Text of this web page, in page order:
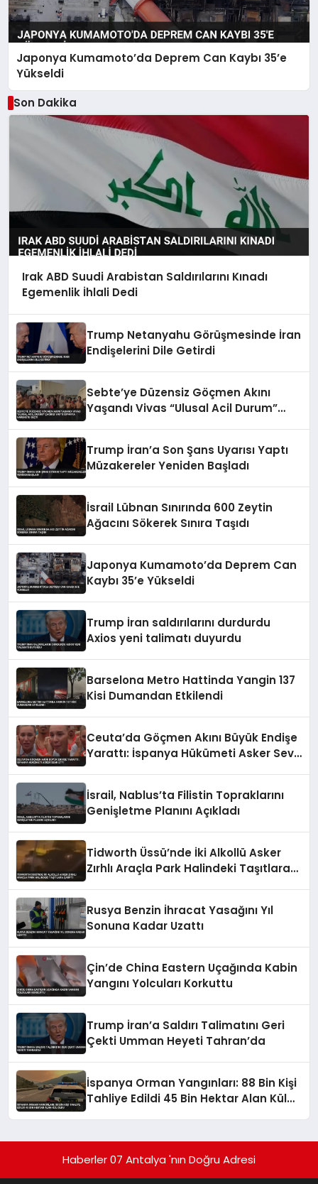
Japonya Kumamoto’da Deprem Can Kaybı 35’e
Yükseldi
Son Dakika
Irak ABD Suudi Arabistan Saldırılarını Kınadı
Egemenlik İhlali Dedi
Trump Netanyahu Görüşmesinde İran
Endişelerini Dile Getirdi
Sebte’ye Düzensiz Göçmen Akını
Yaşandı Vivas “Ulusal Acil Durum”
Trump İran’a Son Şans Uyarısı Yaptı
Müzakereler Yeniden Başladı
İsrail Lübnan Sınırında 600 Zeytin
Ağacını Sökerek Sınıra Taşıdı
Japonya Kumamoto’da Deprem Can
Kaybı 35’e Yükseldi
Trump İran saldırılarını durdurdu
Axios yeni talimatı duyurdu
Barselona Metro Hattinda Yangin 137
Kisi Dumandan Etkilendi
Ceuta’da Göçmen Akını Büyük Endişe
Yarattı: İspanya Hükümeti Asker Sevk
İsrail, Nablus’ta Filistin Topraklarını
Genişletme Planını Açıkladı
Tidworth Üssü’nde İki Alkollü Asker
Zırhlı Araçla Park Halindeki Taşıtlara
Rusya Benzin İhracat Yasağını Yıl
Sonuna Kadar Uzattı
Çin’de China Eastern Uçağında Kabin
Yangını Yolcuları Korkuttu
Trump İran’a Saldırı Talimatını Geri
Çekti Umman Heyeti Tahran’da
İspanya Orman Yangınları: 88 Bin Kişi
Tahliye Edildi 45 Bin Hektar Alan Kül
Haberler 07 Antalya 'nın Doğru Adresi